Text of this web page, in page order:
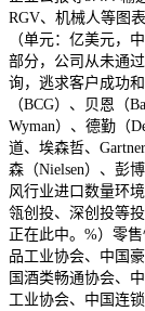
RGV、机械人等图
（单元：亿美元，
部分，公司从未通
询，逃求客户成功
（BCG）、贝恩（
Wyman）、德勤（
道、埃森哲、
森（Nielsen）、彭
风行业进口数量环
瓴创投、深创投等
正在此中。%）零
品工业协会、中国
国酒类畅通协会、
工业协会、中国连